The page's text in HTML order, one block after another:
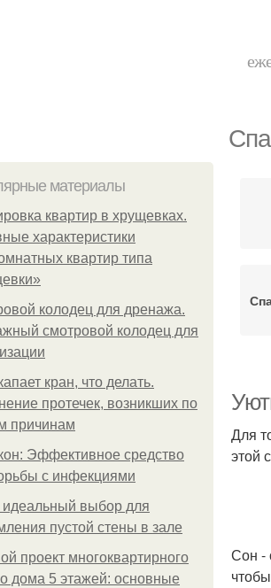
материалы
квартир в хрущевках.
характеристики
квартир типа
колодец для дренажа.
смотровой колодец для
кран, что делать.
протечек, возникших по
причинам
Эффективное средство
с инфекциями
выбор для
пустой стены в зале
проект многоквартирного
дома 5 этажей: основные
Для
этой
Сон -